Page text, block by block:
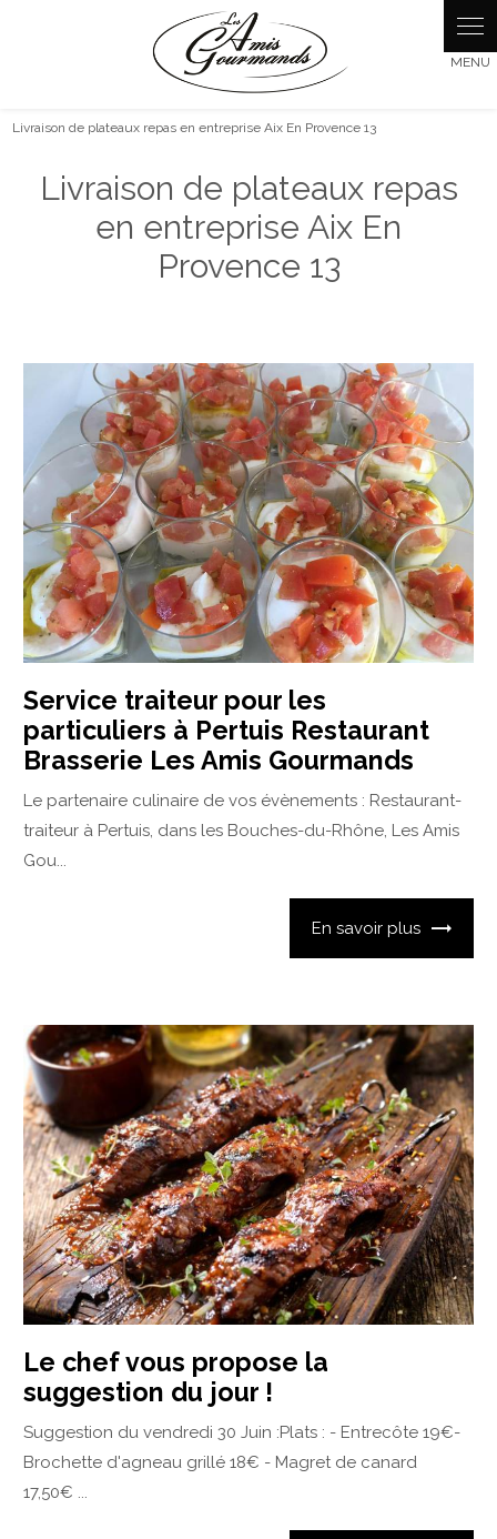
Livraison de plateaux repas en entreprise Aix En Provence 13
Livraison de plateaux repas
en entreprise Aix En
Provence 13
Service traiteur pour les
particuliers à Pertuis Restaurant
Brasserie Les Amis Gourmands
Le partenaire culinaire de vos évènements : Restaurant-
traiteur à Pertuis, dans les Bouches-du-Rhône, Les Amis
Gou...
En savoir plus
Le chef vous propose la
suggestion du jour !
Suggestion du vendredi 30 Juin :Plats : - Entrecôte 19€-
Brochette d'agneau grillé 18€ - Magret de canard
17,50€ ...
Panneau de gestion des cookies